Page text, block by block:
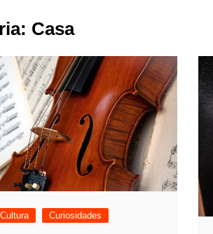
Casa
Cultura Curiosidades